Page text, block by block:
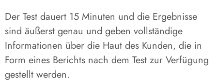
Der Test dauert 15 Minuten und die Ergebnisse
sind äußerst genau und geben vollständige
Informationen über die Haut des Kunden, die in
Form eines Berichts nach dem Test zur Verfügung
gestellt werden.